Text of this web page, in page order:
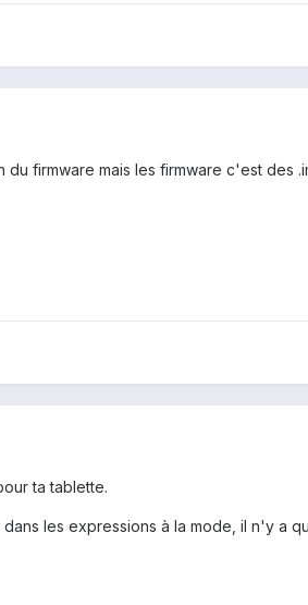
firmware mais les firmware c'est
ta tablette.
les expressions à la mode, il n'y a